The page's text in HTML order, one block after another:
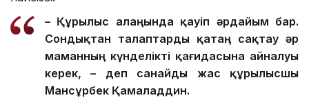
– Құрылыс алаңында қауіп әрдайым бар.
Сондықтан талаптарды қатаң сақтау әр
маманның күнделікті қағидасына айналуы
керек, – деп санайды жас құрылысшы
Мансұрбек Қамаладдин.